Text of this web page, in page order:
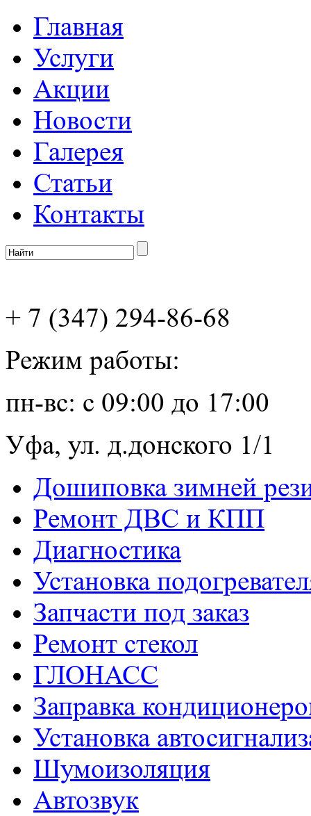
Главная
Услуги
Акции
Новости
Галерея
Статьи
Контакты
+ 7 (347) 294-86-68
Режим работы:
пн-вс: с 09:00 до 17:00
Уфа, ул. д.донского 1/1
Дошиповка зимней
Ремонт ДВС и КПП
Диагностика
Установка
Запчасти под заказ
Ремонт стекол
ГЛОНАСС
Заправка
Установка
Шумоизоляция
Aвтозвук